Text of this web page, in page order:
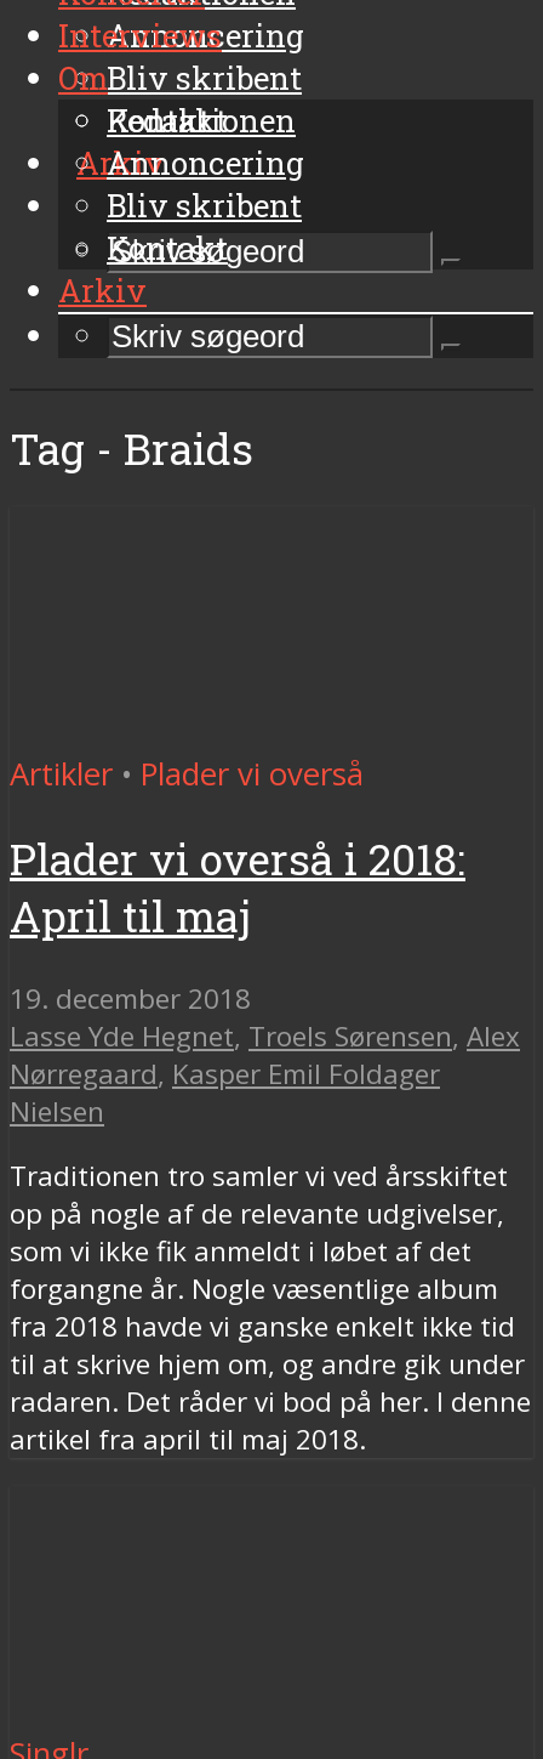
Annoncering
Bliv skribent
Kontakt
Arkiv
Interviews
Om
Redaktionen
Annoncering
Bliv skribent
Kontakt
Arkiv
Tag - Braids
Artikler • Plader vi overså
Plader vi overså i 2018:
April til maj
19. december 2018
Lasse Yde Hegnet, Troels Sørensen, Alex
Nørregaard, Kasper Emil Foldager
Nielsen
Traditionen tro samler vi ved årsskiftet
op på nogle af de relevante udgivelser,
som vi ikke fik anmeldt i løbet af det
forgangne år. Nogle væsentlige album
fra 2018 havde vi ganske enkelt ikke tid
til at skrive hjem om, og andre gik under
radaren. Det råder vi bod på her. I denne
artikel fra april til maj 2018.